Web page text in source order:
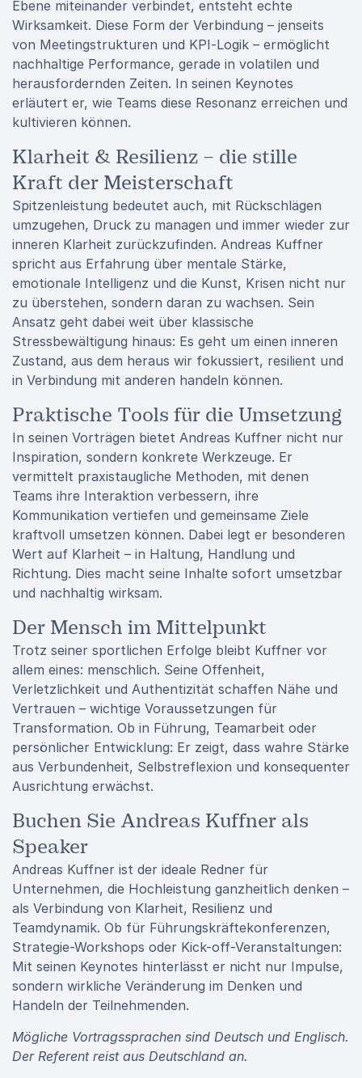
Ebene miteinander verbindet, entsteht echte
Wirksamkeit. Diese Form der Verbindung – jenseits
von Meetingstrukturen und KPI-Logik – ermöglicht
nachhaltige Performance, gerade in volatilen und
herausfordernden Zeiten. In seinen Keynotes
erläutert er, wie Teams diese Resonanz erreichen und
kultivieren können.
Klarheit & Resilienz – die stille
Kraft der Meisterschaft
Spitzenleistung bedeutet auch, mit Rückschlägen
umzugehen, Druck zu managen und immer wieder zur
inneren Klarheit zurückzufinden. Andreas Kuffner
spricht aus Erfahrung über mentale Stärke,
emotionale Intelligenz und die Kunst, Krisen nicht nur
zu überstehen, sondern daran zu wachsen. Sein
Ansatz geht dabei weit über klassische
Stressbewältigung hinaus: Es geht um einen inneren
Zustand, aus dem heraus wir fokussiert, resilient und
in Verbindung mit anderen handeln können.
Praktische Tools für die Umsetzung
In seinen Vorträgen bietet Andreas Kuffner nicht nur
Inspiration, sondern konkrete Werkzeuge. Er
vermittelt praxistaugliche Methoden, mit denen
Teams ihre Interaktion verbessern, ihre
Kommunikation vertiefen und gemeinsame Ziele
kraftvoll umsetzen können. Dabei legt er besonderen
Wert auf Klarheit – in Haltung, Handlung und
Richtung. Dies macht seine Inhalte sofort umsetzbar
und nachhaltig wirksam.
Der Mensch im Mittelpunkt
Trotz seiner sportlichen Erfolge bleibt Kuffner vor
allem eines: menschlich. Seine Offenheit,
Verletzlichkeit und Authentizität schaffen Nähe und
Vertrauen – wichtige Voraussetzungen für
Transformation. Ob in Führung, Teamarbeit oder
persönlicher Entwicklung: Er zeigt, dass wahre Stärke
aus Verbundenheit, Selbstreflexion und konsequenter
Ausrichtung erwächst.
Buchen Sie Andreas Kuffner als
Speaker
Andreas Kuffner ist der ideale Redner für
Unternehmen, die Hochleistung ganzheitlich denken –
als Verbindung von Klarheit, Resilienz und
Teamdynamik. Ob für Führungskräftekonferenzen,
Strategie-Workshops oder Kick-off-Veranstaltungen:
Mit seinen Keynotes hinterlässt er nicht nur Impulse,
sondern wirkliche Veränderung im Denken und
Handeln der Teilnehmenden.
Mögliche Vortragssprachen sind Deutsch und Englisch.
Der Referent reist aus Deutschland an.